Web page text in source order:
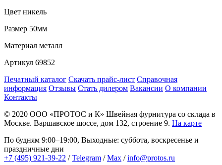
Цвет никель
Размер 50мм
Материал металл
Артикул 69852
Печатный каталог Скачать прайс-лист Справочная
информация Отзывы Стать дилером Вакансии О компании
Контакты
© 2020 ООО «ПРОТОС и К» Швейная фурнитура со склада в
Москве. Варшавское шоссе, дом 132, строение 9. На карте
По будням 9:00–19:00, Выходные: суббота, воскресенье и
праздничные дни
+7 (495) 921-39-22 /Telegram /Max /info@protos.ru